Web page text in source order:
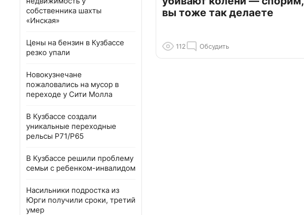
собственника шахты
«Инская»
Цены на бензин в Кузбассе
резко упали
Новокузнечане
пожаловались на мусор в
переходе у Сити Молла
В Кузбассе создали
уникальные переходные
рельсы Р71/Р65
В Кузбассе решили проблему
семьи с ребенком-инвалидом
Насильники подростка из
Юрги получили сроки, третий
умер
вы тоже так делаете
112 Обсудить